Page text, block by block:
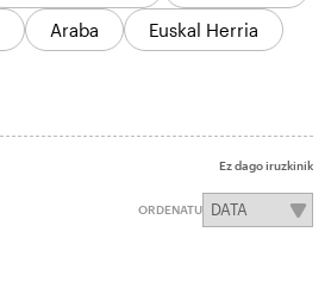
Araba
Euskal Herria
Ez dago iruzkinik
ORDENATU